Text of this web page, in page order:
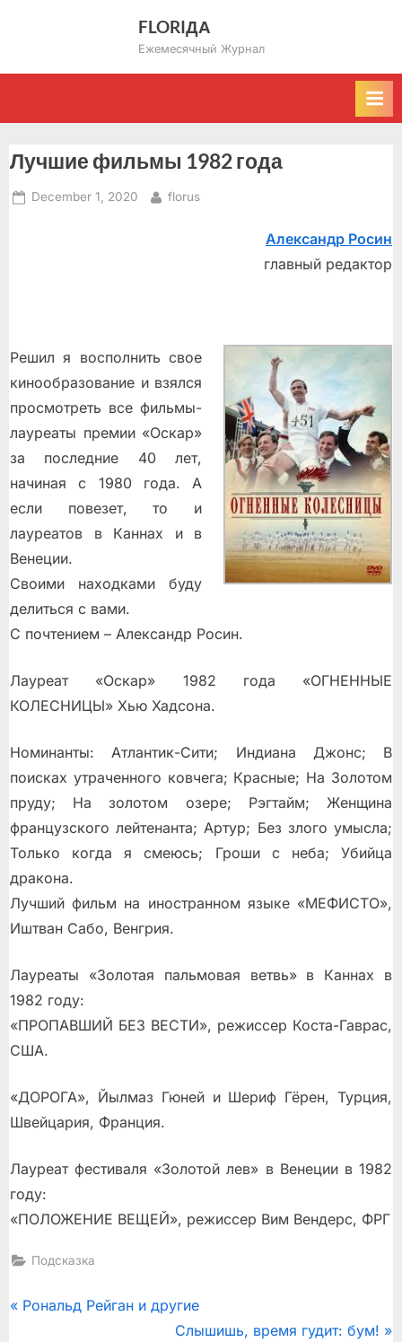
FLORIДА
Ежемесячный Журнал
Лучшие фильмы 1982 года
Posted
December 1, 2020 By
florus
Александр Росин
главный редактор
Решил я восполнить свое
кинообразование и взялся
просмотреть все фильмы-
лауреаты премии «Оскар»
за последние 40 лет,
начиная с 1980 года. А
если повезет, то и
лауреатов в Каннах и в
Венеции.
Своими находками буду
делиться с вами.
С почтением – Александр Росин.
Лауреат «Оскар» 1982 года «ОГНЕННЫЕ
КОЛЕСНИЦЫ» Хью Хадсона.
Номинанты: Атлантик-Сити; Индиана Джонс; В
поисках утраченного ковчега; Красные; На Золотом
пруду; На золотом озере; Рэгтайм; Женщина
французского лейтенанта; Артур; Без злого умысла;
Только когда я смеюсь; Гроши с неба; Убийца
дракона.
Лучший фильм на иностранном языке «МЕФИСТО»,
Иштван Сабо, Венгрия.
Лауреаты «Золотая пальмовая ветвь» в Каннах в
1982 году:
«ПРОПАВШИЙ БЕЗ ВЕСТИ», режиссер Коста-Гаврас,
США.
«ДОРОГА», Йылмаз Гюней и Шериф Гёрен, Турция,
Швейцария, Франция.
Лауреат фестиваля «Золотой лев» в Венеции в 1982
году:
«ПОЛОЖЕНИЕ ВЕЩЕЙ», режиссер Вим Вендерс, ФРГ
Подсказка
Post
P
Рональд Рейган и другие
N
Слышишь, время гудит: бум!